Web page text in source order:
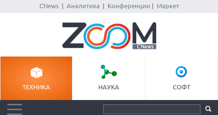
CNews| Аналитика Конференции Маркет
ТЕХНИКА НАУКА СОФТ